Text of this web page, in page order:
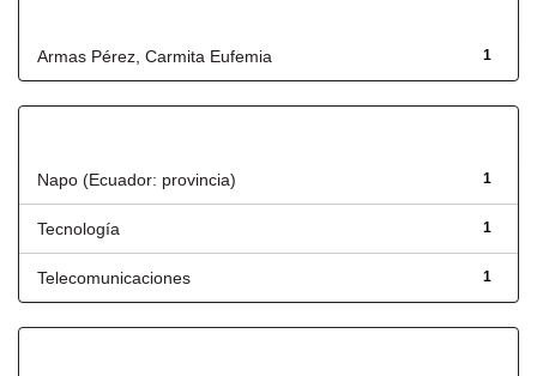
1
Armas Pérez, Carmita Eufemia
1
Napo (Ecuador: provincia)
1
Tecnología
1
Telecomunicaciones